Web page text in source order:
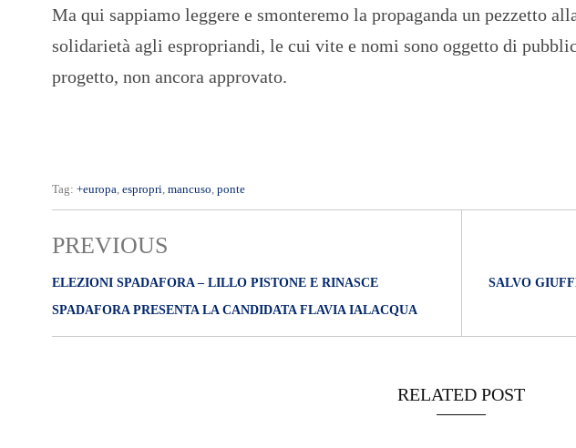
I
Ma qui sappiamo leggere e smonteremo la propaganda un pezzetto
solidarietà agli espropriandi, le cui vite e nomi sono oggetto di
progetto, non ancora approvato.
Tag: +europa espropri mancuso ponte
PREVIOUS
ELEZIONI SPADAFORA – LILLO PISTONE E RINASCE
SPADAFORA PRESENTA LA CANDIDATA FLAVIA IALACQUA
SALVO
RELATED POST